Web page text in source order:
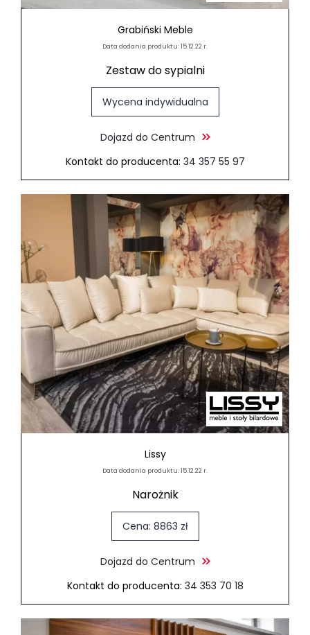
Grabiński Meble
Data dodania produktu: 15.12.22 r.
Zestaw do sypialni
Wycena indywidualna
Dojazd do Centrum
Kontakt do producenta: 34 357 55 97
Lissy
Data dodania produktu: 15.12.22 r.
Narożnik
Cena: 8863 zł
Dojazd do Centrum
Kontakt do producenta: 34 353 70 18